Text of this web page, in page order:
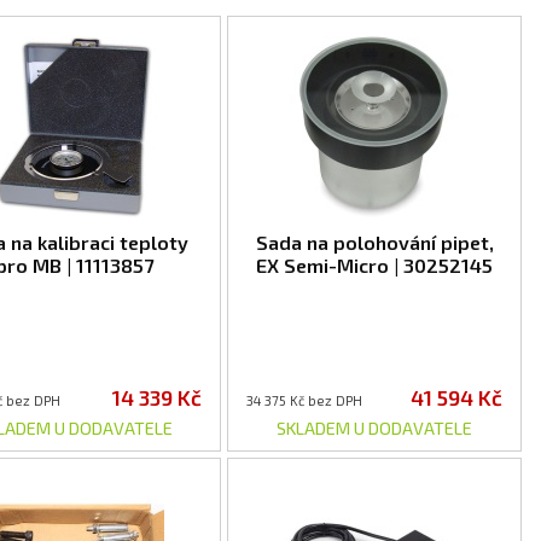
na kalibraci teploty
MB | 11113857
bez DPH 14 339 Kč
U DODAVATELE
Sada na polohování pipet,
EX Semi-Micro | 30252145
34 375 Kč bez DPH 41 594 Kč
SKLADEM U DODAVATELE